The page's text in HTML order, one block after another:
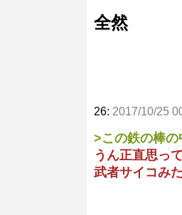
全然
26: 2017/10/25
>この鉄の棒の
うん正直思っ
武者サイコみ